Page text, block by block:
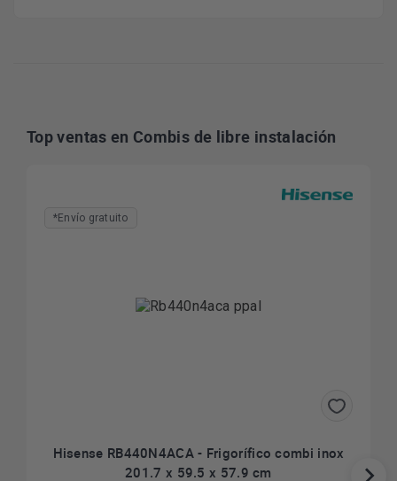
Top ventas en Combis de libre instalación
*Envío gratuito
Hisense RB440N4ACA - Frigorífico combi inox
201.7 x 59.5 x 57.9 cm